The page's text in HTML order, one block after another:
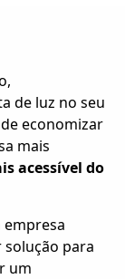
de luz no seu
economizar
mais
acessível do
para
um